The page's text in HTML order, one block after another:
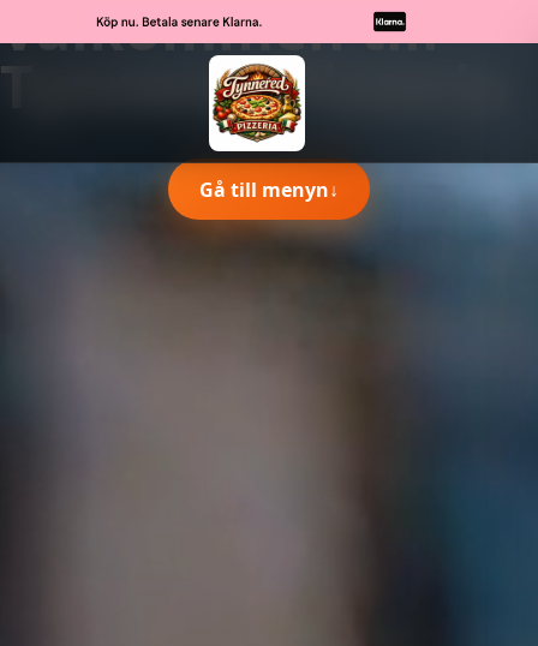
Välkommen till
Tynnered Pizzeria
Gå till menyn↓